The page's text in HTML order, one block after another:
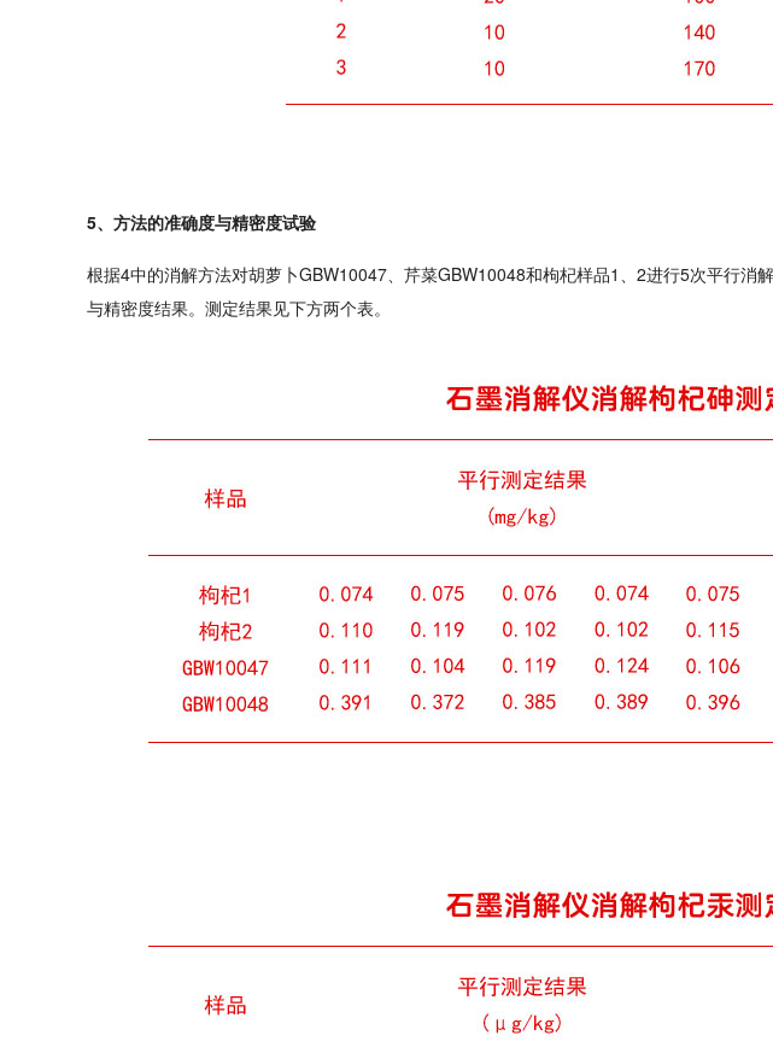
5、方法的准确度与精密度试验
根据4中的消解方法对胡萝卜GBW10047、芹菜GBW10048和枸杞样品1、2进行5次平行消
与精密度结果。测定结果见下方两个表。